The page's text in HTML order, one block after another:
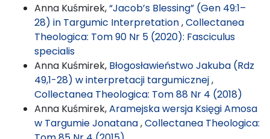
Anna Kuśmirek,“Jacob’s Blessing” (Gen 49:1–
28) in Targumic Interpretation,Collectanea
Theologica: Tom 90 Nr 5 (2020): Fasciculus
specialis
Anna Kuśmirek, Błogosławieństwo Jakuba (Rdz
49,1-28) w interpretacji targumicznej,
Collectanea Theologica: Tom 88 Nr 4 (2018)
Anna Kuśmirek,Aramejska wersja Księgi Amosa
w Targumie Jonatana,Collectanea Theologica: